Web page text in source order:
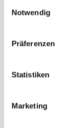
Notwendig
Präferenzen
Statistiken
Marketing
Spüre deinen